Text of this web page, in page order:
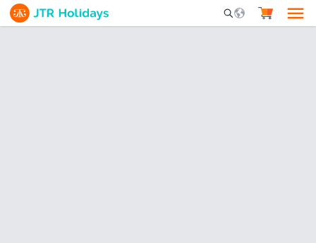
Mobile Search